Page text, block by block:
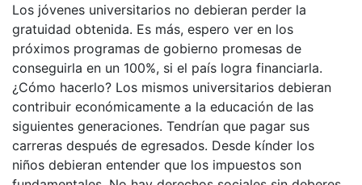
Los jóvenes universitarios no debieran perder la
gratuidad obtenida. Es más, espero ver en los
próximos programas de gobierno promesas de
conseguirla en un 100%, si el país logra financiarla.
¿Cómo hacerlo? Los mismos universitarios debieran
contribuir económicamente a la educación de las
siguientes generaciones. Tendrían que pagar sus
carreras después de egresados. Desde kínder los
niños debieran entender que los impuestos son